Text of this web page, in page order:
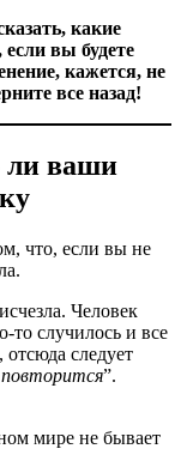
какие
вы будете
кажется, не
все назад!
ли ваши
что, если вы не
Человек
то случилось и все
следует
”.
мире не бывает